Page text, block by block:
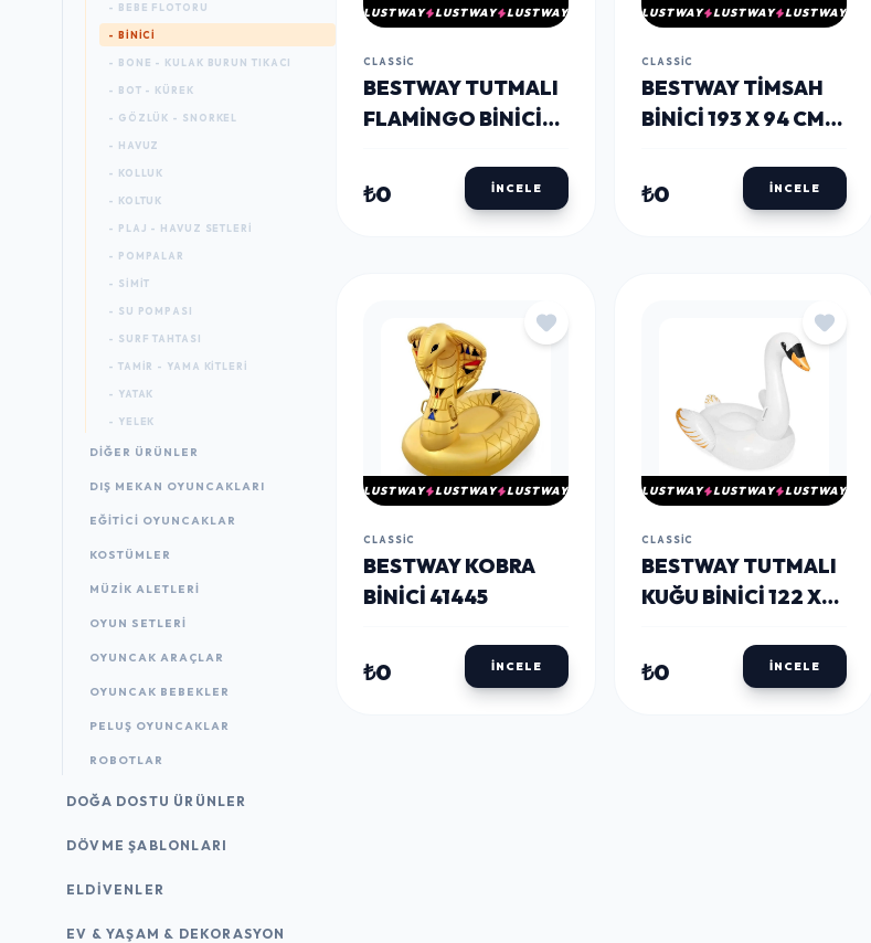
- BEBE FLOTORU
- BINICI
- BONE - KULAK BURUN TIKACI
- BOT - KÜREK
- GÖZLÜK - SNORKEL
- HAVUZ
- KOLLUK
- KOLTUK
- PLAJ - HAVUZ SETLERI
- POMPALAR
- SIMIT
- SU POMPASI
- SURF TAHTASI
- TAMIR - YAMA KITLERI
- YATAK
- YELEK
DIĞER ÜRÜNLER
DIŞ MEKAN OYUNCAKLARI
EĞITICI OYUNCAKLAR
KOSTÜMLER
MÜZIK ALETLERI
OYUN SETLERI
OYUNCAK ARAÇLAR
OYUNCAK BEBEKLER
PELUŞ OYUNCAKLAR
ROBOTLAR
DOĞA DOSTU ÜRÜNLER
DÖVME ŞABLONLARI
ELDIVENLER
EV & YAŞAM & DEKORASYON
LUSTWAY LUSTWAY LUSTWAY
CLASSIC
BESTWAY TUTMALI
FLAMINGO BINICI
₺0 İNCELE
LUSTWAY LUSTWAY LUSTWAY
CLASSIC
BESTWAY TIMSAH
BINICI 193 X 94 CM
₺0 İNCELE
LUSTWAY LUSTWAY LUSTWAY
CLASSIC
BESTWAY KOBRA
BINICI 41445
₺0 İNCELE
LUSTWAY LUSTWAY LUSTWAY
CLASSIC
BESTWAY TUTMALI
KUĞU BINICI 122 X
₺0 İNCELE